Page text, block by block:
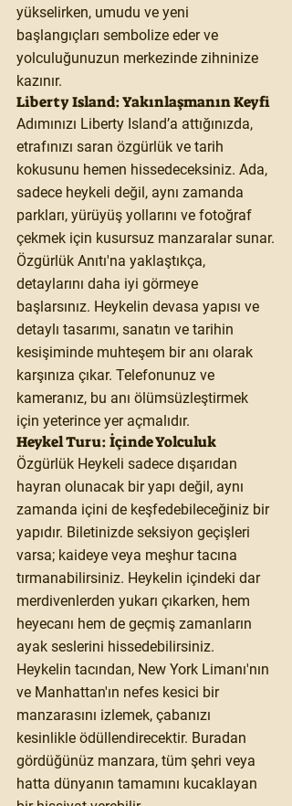
yükselirken, umudu ve yeni
başlangıçları sembolize eder ve
yolculuğunuzun merkezinde zihninize
kazınır.
Liberty Island: Yakınlaşmanın Keyfi
Adımınızı Liberty Island’a attığınızda,
etrafınızı saran özgürlük ve tarih
kokusunu hemen hissedeceksiniz. Ada,
sadece heykeli değil, aynı zamanda
parkları, yürüyüş yollarını ve fotoğraf
çekmek için kusursuz manzaralar sunar.
Özgürlük Anıtı'na yaklaştıkça,
detaylarını daha iyi görmeye
başlarsınız. Heykelin devasa yapısı ve
detaylı tasarımı, sanatın ve tarihin
kesişiminde muhteşem bir anı olarak
karşınıza çıkar. Telefonunuz ve
kameranız, bu anı ölümsüzleştirmek
için yeterince yer açmalıdır.
Heykel Turu: İçinde Yolculuk
Özgürlük Heykeli sadece dışarıdan
hayran olunacak bir yapı değil, aynı
zamanda içini de keşfedebileceğiniz bir
yapıdır. Biletinizde seksiyon geçişleri
varsa; kaideye veya meşhur tacına
tırmanabilirsiniz. Heykelin içindeki dar
merdivenlerden yukarı çıkarken, hem
heyecanı hem de geçmiş zamanların
ayak seslerini hissedebilirsiniz.
Heykelin tacından, New York Limanı'nın
ve Manhattan'ın nefes kesici bir
manzarasını izlemek, çabanızı
kesinlikle ödüllendirecektir. Buradan
gördüğünüz manzara, tüm şehri veya
hatta dünyanın tamamını kucaklayan